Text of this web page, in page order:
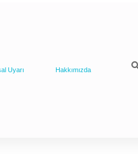
Uyarı Hakkımızda